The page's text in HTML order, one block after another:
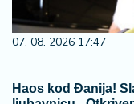
07. 08. 2026 17:47
Haos kod Đanija!